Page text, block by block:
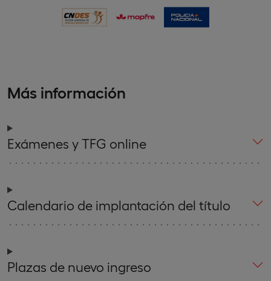
Más información
Exámenes y TFG online
Calendario de implantación del título
Plazas de nuevo ingreso